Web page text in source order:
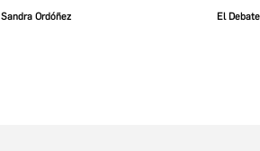
Sandra Ordóñez El Debate